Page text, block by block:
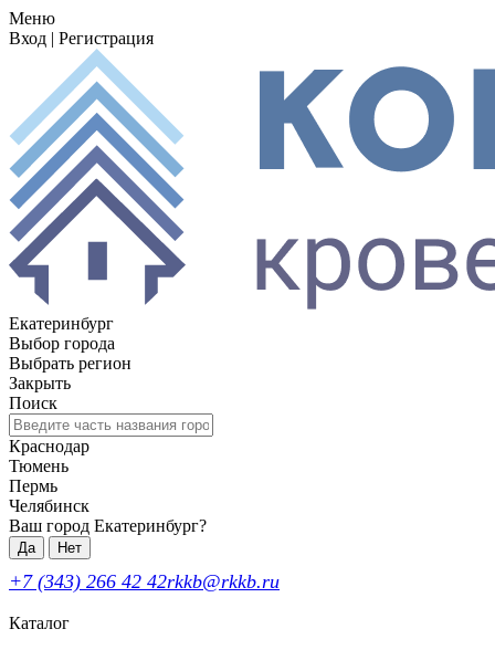
Меню
Вход | Регистрация
Екатеринбург
Выбор города
Выбрать регион
Закрыть
Поиск
Краснодар
Тюмень
Пермь
Челябинск
Ваш город Екатеринбург?
Да Нет
+7 (343) 266 42 42rkkb@rkkb.ru
Каталог